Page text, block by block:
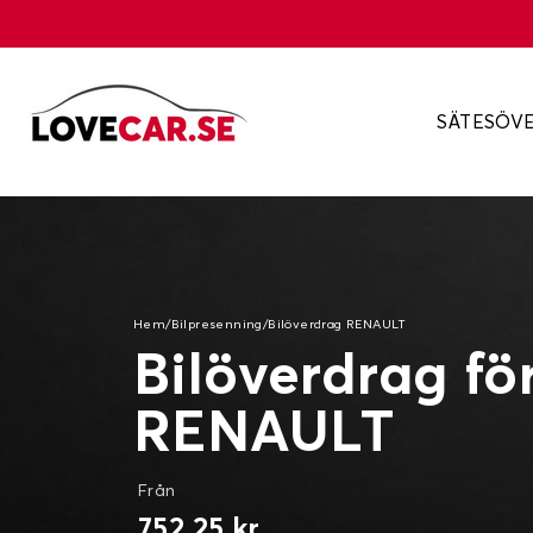
Hem/Bilpresenning / Bilöverdrag RENAULT
Bilöverdrag
RENAULT
Från